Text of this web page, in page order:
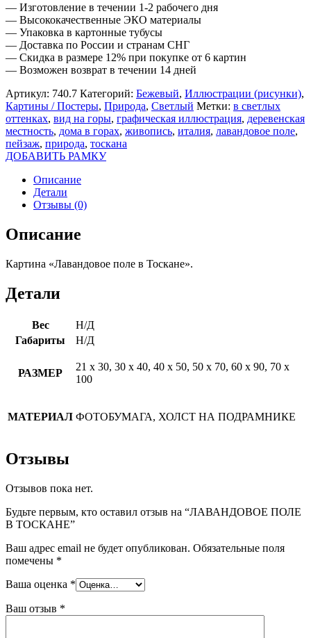
— Изготовление в течении 1-2 рабочего дня
— Высококачественные ЭКО материалы
— Упаковка в картонные тубусы
— Доставка по России и странам СНГ
— Скидка в размере 12% при покупке от 6 картин
— Возможен возврат в течении 14 дней
Артикул: 740.7 Категорий: Бежевый, Иллюстрации (рисунки),
Картины / Постеры, Природа, Светлый Метки: в светлых
оттенках, вид на горы, графическая иллюстрация, деревенская
местность, дома в горах, живопись, италия, лавандовое поле,
пейзаж, природа, тоскана
ДОБАВИТЬ РАМКУ
Описание
Детали
Отзывы (0)
Описание
Картина «Лавандовое поле в Тоскане».
Детали
Вес
Н/Д
Габариты
Н/Д
РАЗМЕР
21 х 30, 30 х 40, 40 х 50, 50 х 70, 60 х 90, 70 х
100
МАТЕРИАЛ ФОТОБУМАГА, ХОЛСТ НА ПОДРАМНИКЕ
Отзывы
Отзывов пока нет.
Будьте первым, кто оставил отзыв на “ЛАВАНДОВОЕ ПОЛЕ
В ТОСКАНЕ”
Ваш адрес email не будет опубликован. Обязательные поля
помечены *
Ваша оценка *
Ваш отзыв *